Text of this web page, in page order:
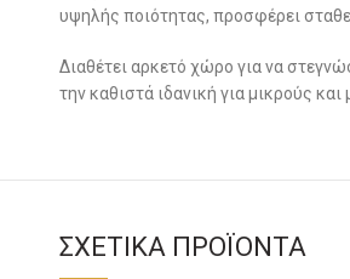
υψηλής ποιότητας, προσφέρει
Διαθέτει αρκετό χώρο για να
την καθιστά ιδανική για μικρούς
ΣΧΕΤΙΚΆ ΠΡΟΪΌΝΤΑ